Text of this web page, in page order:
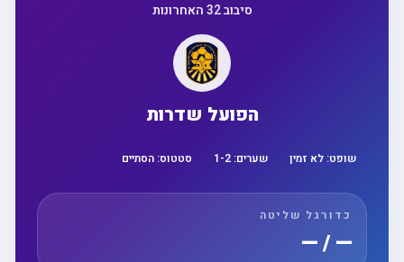
סיבוב 32 האחרונות
הפועל שדרות
שופט:לא זמין שערים: 1 -2 סטטוס:הסתיים
כדורגל שליטה
— / —